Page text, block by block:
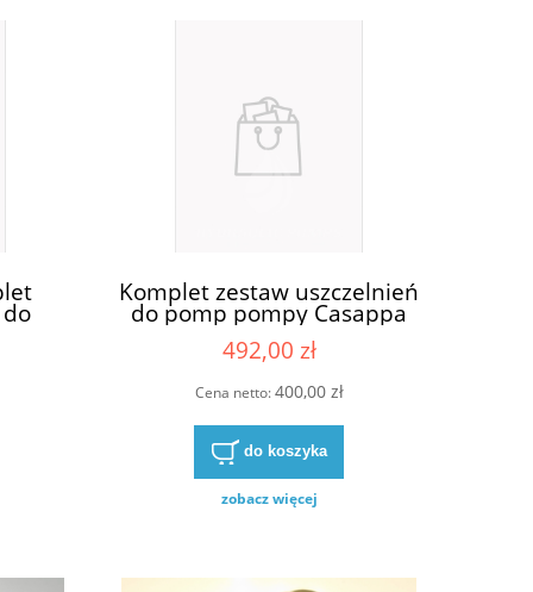
Komplet zestaw uszczelnień
do pomp pompy Casappa
KP30-04S3-05S6-32S3
492,00 zł
Cena netto:400,00 zł
do koszyka
zobacz więcej